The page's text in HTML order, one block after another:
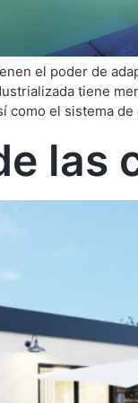
el poder de
tiene
como el sistema
las